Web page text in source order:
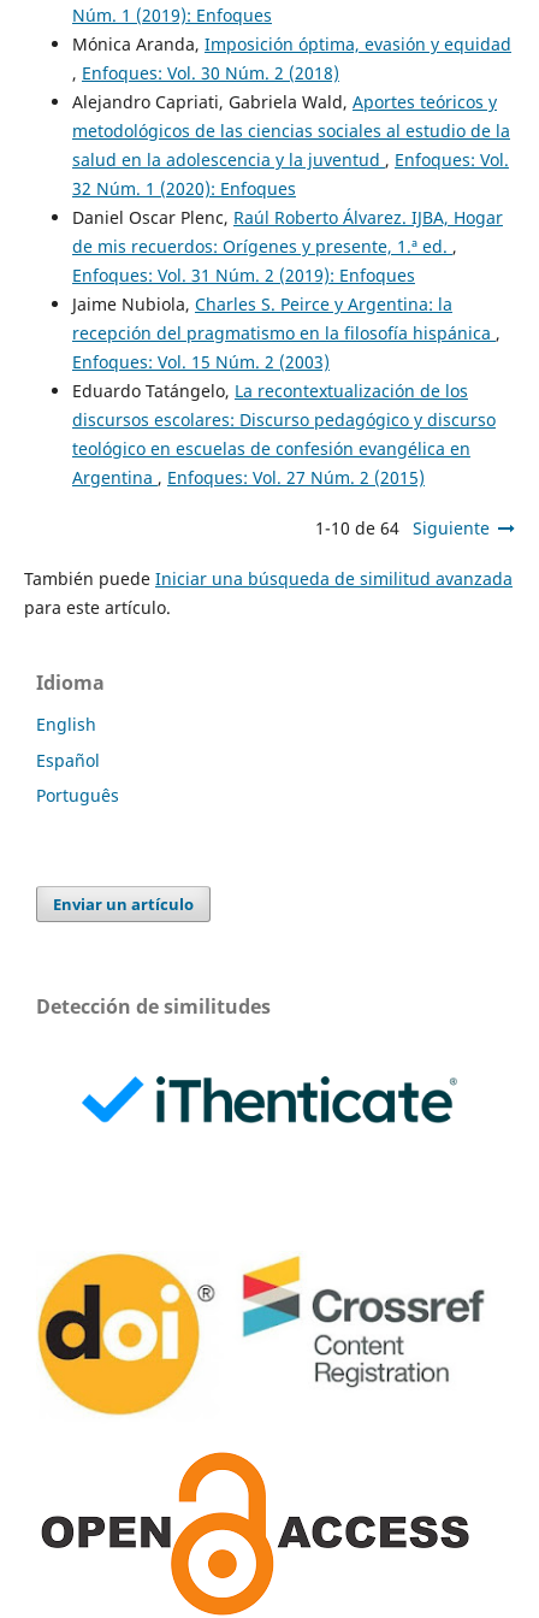
Núm. 1 (2019): Enfoques
Mónica Aranda, Imposición óptima, evasión y equidad
, Enfoques: Vol. 30 Núm. 2 (2018)
Alejandro Capriati, Gabriela Wald, Aportes teóricos y
metodológicos de las ciencias sociales al estudio de la
salud en la adolescencia y la juventud , Enfoques: Vol.
32 Núm. 1 (2020): Enfoques
Daniel Oscar Plenc, Raúl Roberto Álvarez. IJBA, Hogar
de mis recuerdos: Orígenes y presente, 1.ª ed. ,
Enfoques: Vol. 31 Núm. 2 (2019): Enfoques
Jaime Nubiola, Charles S. Peirce y Argentina: la
recepción del pragmatismo en la filosofía hispánica ,
Enfoques: Vol. 15 Núm. 2 (2003)
Eduardo Tatángelo, La recontextualización de los
discursos escolares: Discurso pedagógico y discurso
teológico en escuelas de confesión evangélica en
Argentina , Enfoques: Vol. 27 Núm. 2 (2015)
1-10 de 64 Siguiente
También puede Iniciar una búsqueda de similitud avanzada
para este artículo.
Idioma
English
Español
Português
Enviar un artículo
Detección de similitudes